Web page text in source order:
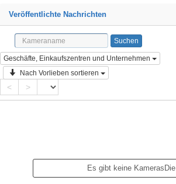
Veröffentlichte Nachrichten
Geschäfte, Einkaufszentren und Unternehmen
Nach Vorlieben sortieren
< >
Es gibt keine KamerasDie